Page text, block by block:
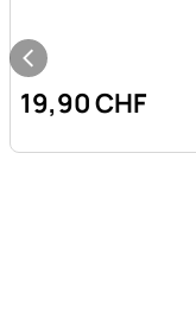
19,90CHF